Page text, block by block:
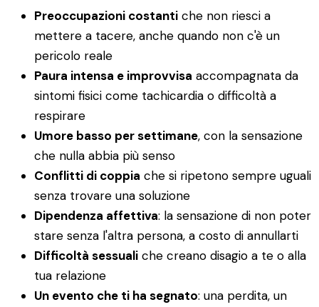
Preoccupazioni costanti che non riesci a
mettere a tacere, anche quando non c'è un
pericolo reale
Paura intensa e improvvisa accompagnata da
sintomi fisici come tachicardia o difficoltà a
respirare
Umore basso per settimane, con la sensazione
che nulla abbia più senso
Conflitti di coppia che si ripetono sempre uguali
senza trovare una soluzione
Dipendenza affettiva: la sensazione di non poter
stare senza l'altra persona, a costo di annullarti
Difficoltà sessuali che creano disagio a te o alla
tua relazione
Un evento che ti ha segnato: una perdita, un